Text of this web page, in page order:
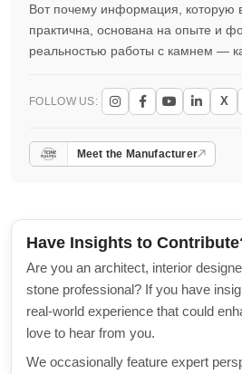
Вот почему информация, которую
практична, основана на опыте и
реальностью работы с камнем —
FOLLOW US: X
Meet the Manufacturer
Have Insights to
Are you an architect, interior
stone professional? If you have
real-world experience that could
love to hear from you.
We occasionally feature expert